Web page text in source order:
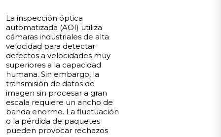
La inspección óptica
automatizada (AOI) utiliza
cámaras industriales de alta
velocidad para detectar
defectos a velocidades muy
superiores a la capacidad
humana. Sin embargo, la
transmisión de datos de
imagen sin procesar a gran
escala requiere un ancho de
banda enorme. La fluctuación
o la pérdida de paquetes
pueden provocar rechazos